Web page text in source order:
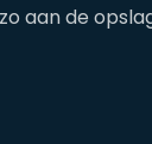
aan de